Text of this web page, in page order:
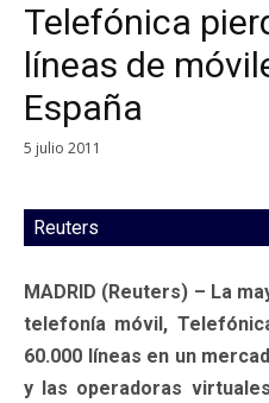
Telefónica
líneas de
España
5 julio 2011
Reuters
MADRID (Reuters) – La
telefonía móvil,
60.000 líneas en un
y las operadoras